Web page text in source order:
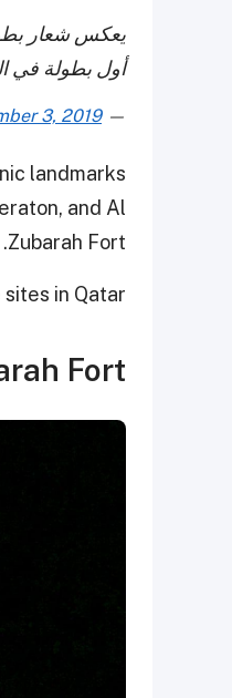
أول بطولة في
— Road to 2022 (@roadto2022)
3, 2019
landmarks
and Al
Zubarah Fort.
in Qatar:
Fort